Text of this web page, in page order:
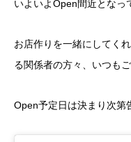
いよいよOpen間近となっ
お店作りを一緒にしてく
る関係者の方々、いつもご
Open予定日は決まり次第